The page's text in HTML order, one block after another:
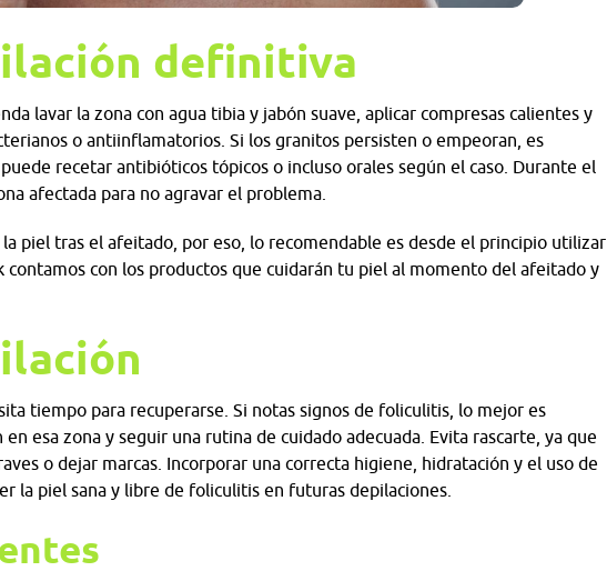
definitiva
lavar la zona con agua tibia y jabón suave, aplicar compresas calientes y
o antiinflamatorios. Si los granitos persisten o empeoran, es
recetar antibióticos tópicos o incluso orales según el caso. Durante el
afectada para no agravar el problema.
piel tras el afeitado, por eso, lo recomendable es desde el principio utilizar
contamos con los productos que cuidarán tu piel al momento del afeitado y
tiempo para recuperarse. Si notas signos de foliculitis, lo mejor es
esa zona y seguir una rutina de cuidado adecuada. Evita rascarte, ya que
o dejar marcas. Incorporar una correcta higiene, hidratación y el uso de
la piel sana y libre de foliculitis en futuras depilaciones.